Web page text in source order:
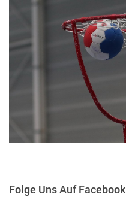
Folge Uns Auf Facebook